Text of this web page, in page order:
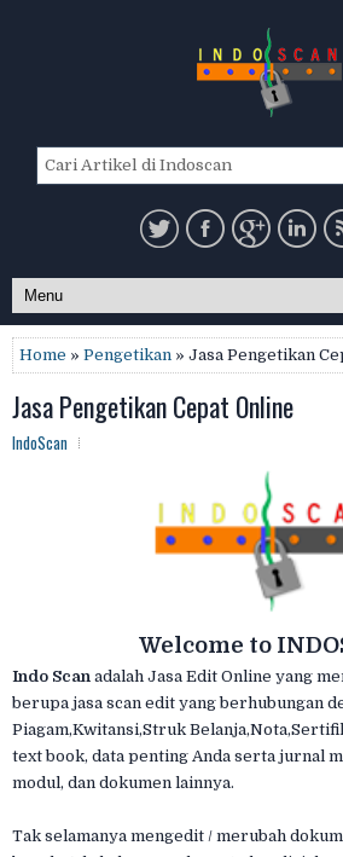
Home » Pengetikan » Jasa Pengetikan
Jasa Pengetikan Cepat Online
IndoScan
Welcome to
Indo Scan adalah Jasa Edit Online yang
berupa jasa scan edit yang berhubungan
Piagam,Kwitansi,Struk
text book, data penting Anda serta jurnal
modul, dan dokumen lainnya.
Tak selamanya mengedit / merubah